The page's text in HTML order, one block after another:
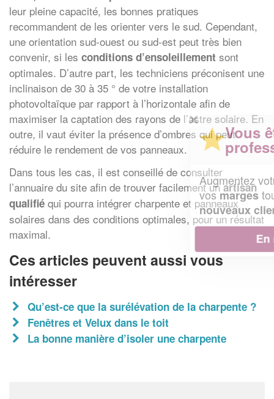
leur pleine capacité, les bonnes pratiques
recommandent de les orienter vers le sud. Cependant,
une orientation sud-ouest ou sud-est peut très bien
convenir, si les conditions d’ensoleillement sont
optimales. D’autre part, les techniciens préconisent une
inclinaison de 30 à 35 ° de votre installation
photovoltaïque par rapport à l’horizontale afin de
maximiser la captation des rayons de l’astre solaire. En
outre, il vaut éviter la présence d’ombres qui peut
réduire le rendement de vos panneaux.
Dans tous les cas, il est conseillé de consulter
l’annuaire du site afin de trouver facilement unartisan
qualifié qui pourra intégrer charpente et panneaux
solaires dans des conditions optimales, pour un résultat
maximal.
Ces articles peuvent aussi vous
intéresser
Qu’est-ce que la surélévation de la charpente ?
Fenêtres et Velux dans le toit
La bonne manière d’isoler une charpente
✕
Vous êtes un
professionnel ?
Augmentez votrechiffre d'affaireset
vosmargestout en gagnant de
nouveaux clients!